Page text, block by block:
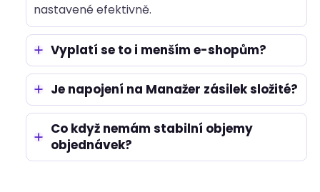
nastavené efektivně.
Vyplatí se to i menším e-shopům?
Je napojení na Manažer zásilek složité?
Co když nemám stabilní objemy
objednávek?